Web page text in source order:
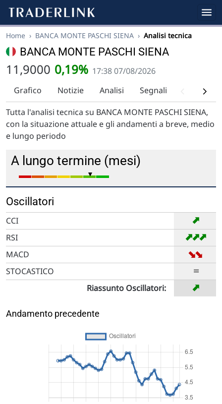
Home › BANCA MONTE PASCHI SIENA › Analisi tecnica
BANCA MONTE PASCHI SIENA
11,9000 0,19% 17:38 07/08/2026
Grafico
Notizie Analisi Segnali
Analisi
Tutta l'analisi tecnica su BANCA MONTE PASCHI SIENA,
con la situazione attuale e gli andamenti a breve, medio
e lungo periodo
A lungo termine (mesi)
Oscillatori
CCI ➡
RSI ➡
➡
➡
MACD ➡
➡
STOCASTICO =
Riassunto Oscillatori: ➡
Andamento precedente